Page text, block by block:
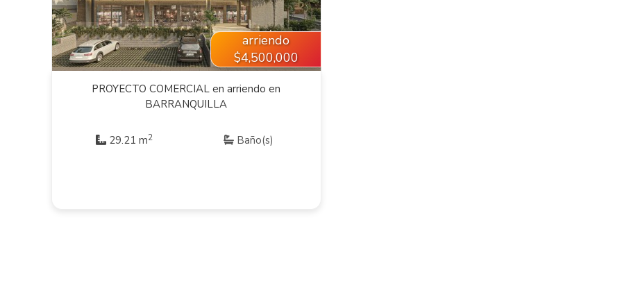
arriendo
$4,500,000
PROYECTO COMERCIAL en arriendo en
BARRANQUILLA
29.21 m2 Baño(s)